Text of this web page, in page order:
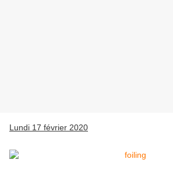
Lundi 17 février 2020